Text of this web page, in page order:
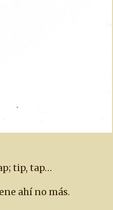
tip, tap…
ahí no más.